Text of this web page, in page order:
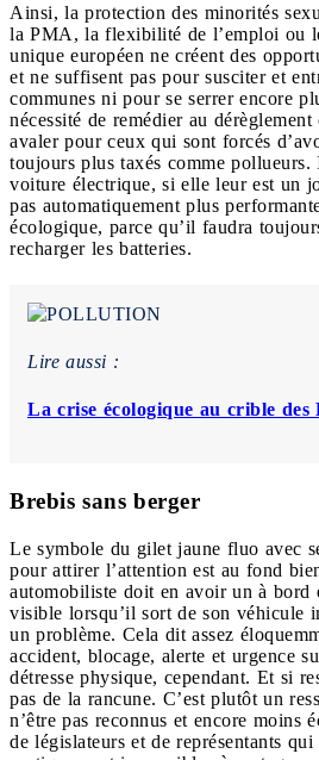
Ainsi, la protection des minorités
la PMA, la flexibilité de l’emploi ou
unique européen ne créent des
et ne suffisent pas pour susciter et
communes ni pour se serrer encore
nécessité de remédier au
avaler pour ceux qui sont forcés
toujours plus taxés comme
voiture électrique, si elle leur est un
pas automatiquement plus
écologique, parce qu’il faudra
recharger les batteries.
Lire aussi :
La crise écologique au crible des
Brebis sans berger
Le symbole du gilet jaune fluo avec
pour attirer l’attention est au fond
automobiliste doit en avoir un à bord
visible lorsqu’il sort de son véhicule
un problème. Cela dit assez
accident, blocage, alerte et urgence
détresse physique, cependant. Et si
pas de la rancune. C’est plutôt un
n’être pas reconnus et encore moins
de législateurs et de représentants